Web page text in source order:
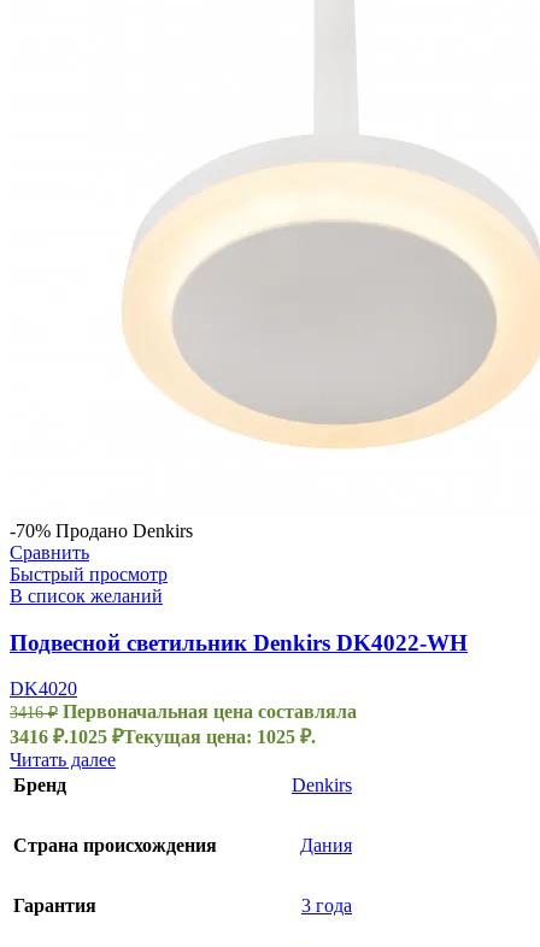
-70% Продано Denkirs
Сравнить
Быстрый просмотр
В список желаний
Подвесной светильник Denkirs DK4022-WH
DK4020
3416₽ Первоначальная цена составляла
3416 ₽.1025 ₽Текущая цена: 1025 ₽.
Читать далее
Бренд
Denkirs
Страна происхождения Дания
Гарантия 3 года